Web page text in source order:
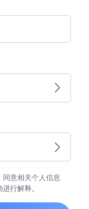
同意相关个人信息
行解释。